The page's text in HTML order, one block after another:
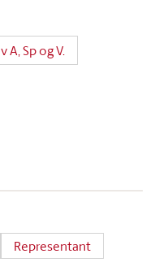
A, Sp og V.
Representant